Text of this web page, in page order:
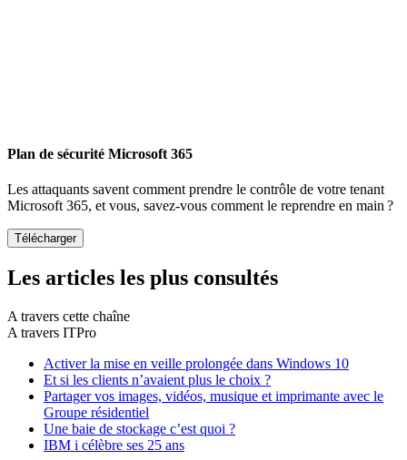
Plan de sécurité Microsoft 365
Les attaquants savent comment prendre le contrôle de votre tenant
Microsoft 365, et vous, savez-vous comment le reprendre en main ?
Les articles les plus consultés
A travers cette chaîne
A travers ITPro
Activer la mise en veille prolongée dans Windows 10
Et si les clients n’avaient plus le choix ?
Partager vos images, vidéos, musique et imprimante avec le
Groupe résidentiel
Une baie de stockage c’est quoi ?
IBM i célèbre ses 25 ans